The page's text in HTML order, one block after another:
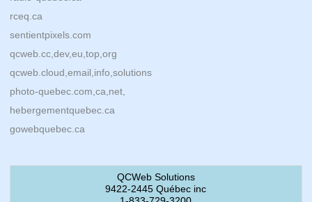
rceq.ca
sentientpixels.com
qcweb.cc,dev,eu,top,org
qcweb.cloud,email,info,solutions
photo-quebec.com,ca,net,
hebergementquebec.ca
gowebquebec.ca
QCWeb Solutions
9422-2445 Québec inc